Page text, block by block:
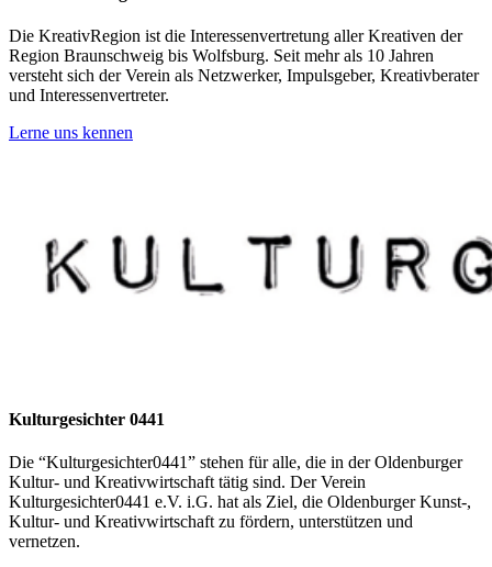
Die KreativRegion ist die Interessenvertretung aller Kreativen der
Region Braunschweig bis Wolfsburg. Seit mehr als 10 Jahren
versteht sich der Verein als Netzwerker, Impulsgeber, Kreativberater
und Interessenvertreter.
Lerne uns kennen
Kulturgesichter 0441
Die “Kulturgesichter0441” stehen für alle, die in der Oldenburger
Kultur- und Kreativwirtschaft tätig sind. Der Verein
Kulturgesichter0441 e.V. i.G. hat als Ziel, die Oldenburger Kunst-,
Kultur- und Kreativwirtschaft zu fördern, unterstützen und
vernetzen.